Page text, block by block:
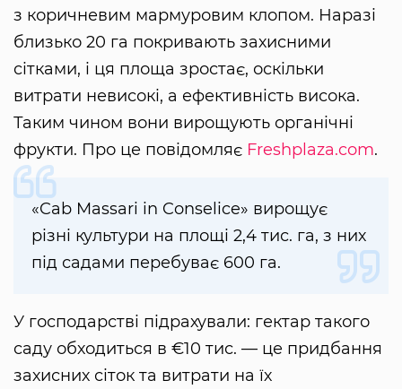
з коричневим мармуровим клопом. Наразі
близько 20 га покривають захисними
сітками, і ця площа зростає, оскільки
витрати невисокі, а ефективність висока.
Таким чином вони вирощують органічні
фрукти. Про це повідомляє Freshplaza.com.
«Cab Massari in Conselice» вирощує
різні культури на площі 2,4 тис. га, з них
під садами перебуває 600 га.
У господарстві підрахували: гектар такого
саду обходиться в €10 тис. — це придбання
захисних сіток та витрати на їх